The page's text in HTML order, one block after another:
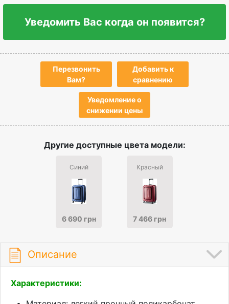
Уведомить Вас когда он появится?
Перезвонить
Вам?
Добавить к
сравнению
Уведомление о
снижении цены
Другие доступные цвета модели:
Синий
6 690 грн
Красный
7 466 грн
Описание
Характеристики: